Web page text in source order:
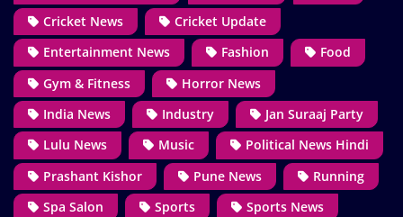
Cricket News
Cricket Update
Entertainment News
Fashion
Food
Gym & Fitness
Horror News
India News
Industry
Jan Suraaj Party
Lulu News
Music
Political News Hindi
Prashant Kishor
Pune News
Running
Spa Salon
Sports
Sports News